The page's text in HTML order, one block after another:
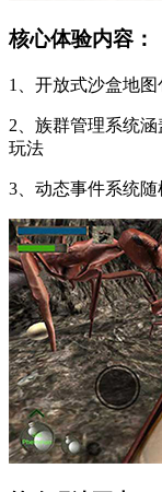
核心体验内容：
1、开放式沙盒地
2、族群管理系统
玩法
3、动态事件系统